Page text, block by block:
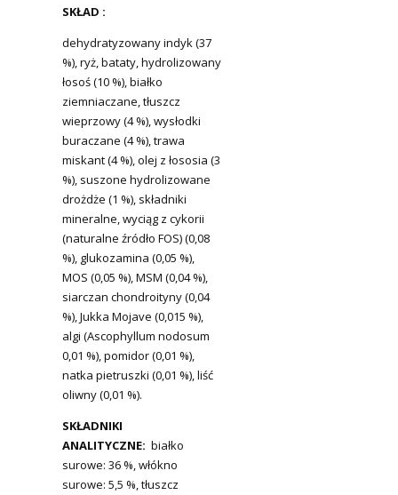
SKŁAD :
dehydratyzowany indyk (37
%), ryż, bataty, hydrolizowany
łosoś (10 %), białko
ziemniaczane, tłuszcz
wieprzowy (4 %), wysłodki
buraczane (4 %), trawa
miskant (4 %), olej z łososia (3
%), suszone hydrolizowane
drożdże (1 %), składniki
mineralne, wyciąg z cykorii
(naturalne źródło FOS) (0,08
%), glukozamina (0,05 %),
MOS (0,05 %), MSM (0,04 %),
siarczan chondroityny (0,04
%), Jukka Mojave (0,015 %),
algi (Ascophyllum nodosum
0,01 %), pomidor (0,01 %),
natka pietruszki (0,01 %), liść
oliwny (0,01 %).
SKŁADNIKI
ANALITYCZNE: białko
surowe: 36 %, włókno
surowe: 5,5 %, tłuszcz